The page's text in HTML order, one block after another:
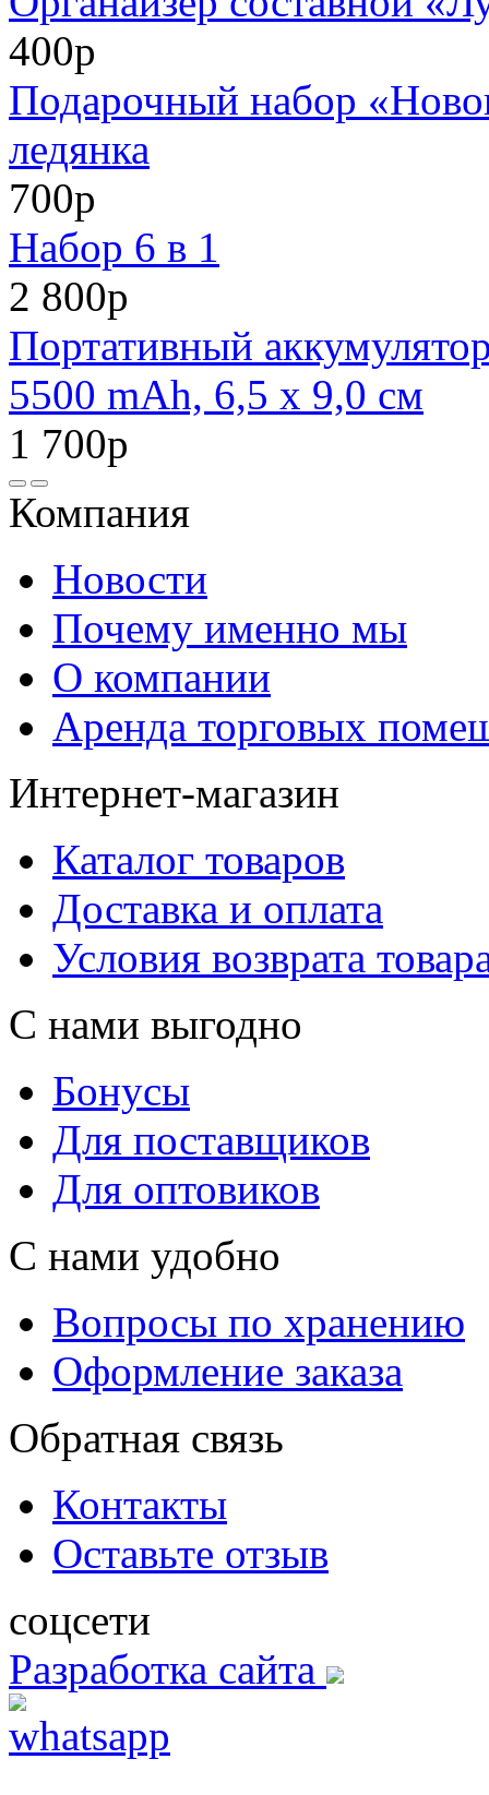
400р
Подарочный набор
ледянка
700р
Набор 6 в 1
2 800р
Портативный
5500 mAh, 6,5 х 9,0 см
1 700р
Компания
Новости
Почему именно мы
О компании
Аренда торговых
Интернет-магазин
Каталог товаров
Доставка и оплата
Условия возврата
С нами выгодно
Бонусы
Для поставщиков
Для оптовиков
С нами удобно
Вопросы по хранению
Оформление заказа
Обратная связь
Контакты
Оставьте отзыв
соцсети
Разработка сайта